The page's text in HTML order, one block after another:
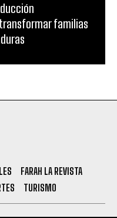
familias
FARAH LA REVISTA
TURISMO